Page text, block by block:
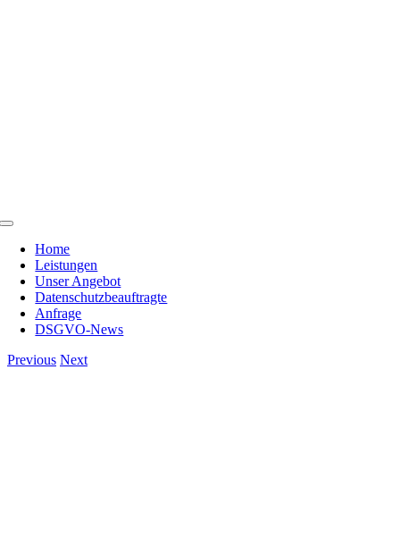
Toggle
NavigationHome
Leistungen
Unser Angebot
Datenschutzbeauftragte
Anfrage
DSGVO-News
Previous Next